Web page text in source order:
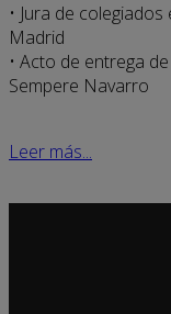
• Jura de
Madrid
• Acto de entrega
Sempere Navarro
Leer más...